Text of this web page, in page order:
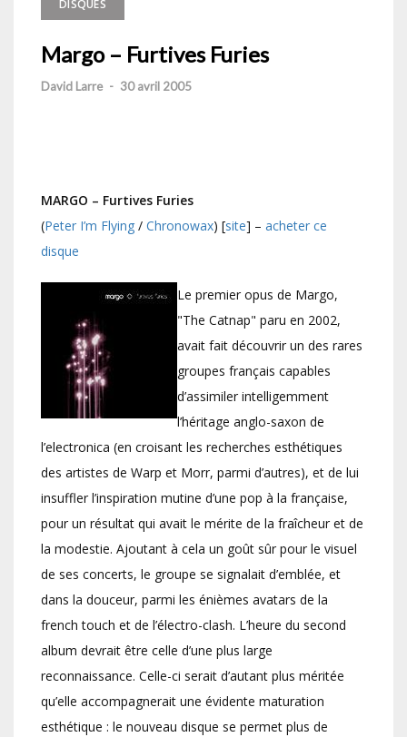
DISQUES
Margo – Furtives Furies
David Larre - 30 avril 2005
MARGO – Furtives Furies
(Peter I’m Flying / Chronowax) [site] – acheter ce
disque
Le premier opus de Margo,
"The Catnap" paru en 2002,
avait fait découvrir un des rares
groupes français capables
d’assimiler intelligemment
l’héritage anglo-saxon de
l’electronica (en croisant les recherches esthétiques
des artistes de Warp et Morr, parmi d’autres), et de lui
insuffler l’inspiration mutine d’une pop à la française,
pour un résultat qui avait le mérite de la fraîcheur et de
la modestie. Ajoutant à cela un goût sûr pour le visuel
de ses concerts, le groupe se signalait d’emblée, et
dans la douceur, parmi les énièmes avatars de la
french touch et de l’électro-clash. L’heure du second
album devrait être celle d’une plus large
reconnaissance. Celle-ci serait d’autant plus méritée
qu’elle accompagnerait une évidente maturation
esthétique : le nouveau disque se permet plus de